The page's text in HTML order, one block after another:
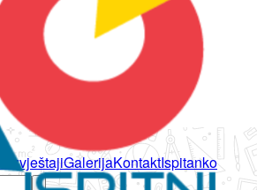
IzvještajiGalerijaKontaktIspitanko